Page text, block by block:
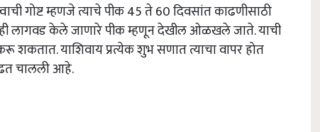
गोष्ट म्हणजे त्याचे पीक 45 ते 60 दिवसांत काढणीसाठी
लागवड केले जाणारे पीक म्हणून देखील ओळखले जाते. याची
शकतात. याशिवाय प्रत्येक शुभ सणात त्याचा वापर होत
चालली आहे.